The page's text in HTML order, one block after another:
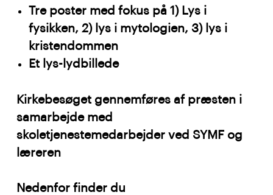
Tre poster med fokus på 1) Lys i
fysikken, 2) lys i mytologien, 3) lys i
kristendommen
Et lys-lydbillede
Kirkebesøget gennemføres af præsten i
samarbejde med
skoletjenestemedarbejder ved SYMF og
læreren
Nedenfor finder du